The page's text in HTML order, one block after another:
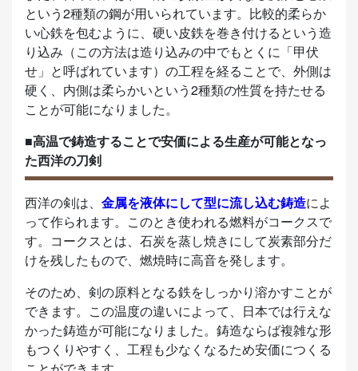
という2種類の鋼が用いられています。比較的柔らか
い心鉄を包むように、硬い皮鉄を巻き付けるという造
り込み（この方法は造り込みの中でもとくに「甲伏
せ」と呼ばれています）の工程を経ることで、外側は
硬く、内側は柔らかいという2種類の性質を持たせる
ことが可能になりました。
■高温で鋳造することで安価による生産が可能となっ
た西洋の刀剣
西洋の剣は、 金属を液体にして型に流し込む鋳造によ
って作られます。このとき使われる燃料がコークスで
す。コークスとは、石炭を蒸し焼きにして炭素部分だ
けを残したもので、燃焼時に高音を発します。
そのため、剣の原料となる鉄をしっかり溶かすことが
できます。この温度の違いによって、日本では行えな
かった鋳造が可能になりました。鋳造ならば複雑な形
もつくりやすく、工程も少なくなるため安価につくる